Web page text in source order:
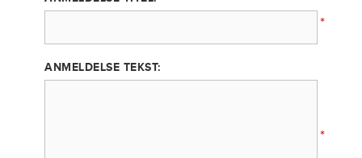
*
ANMELDELSE TEKST:
*